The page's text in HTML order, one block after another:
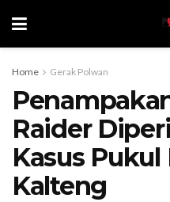
Home Gerak Polwan
Raider
Kasus
Kalteng